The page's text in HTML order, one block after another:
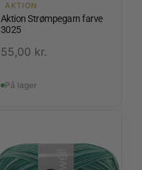
AKTION
Aktion Strømpegarn farve
3025
55,00 kr.
På lager